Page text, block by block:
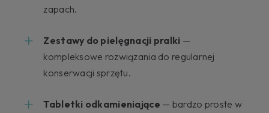
zapach.
Zestawy do pielęgnacji pralki —
kompleksowe rozwiązania do regularnej
konserwacji sprzętu.
Tabletki odkamieniające — bardzo proste w